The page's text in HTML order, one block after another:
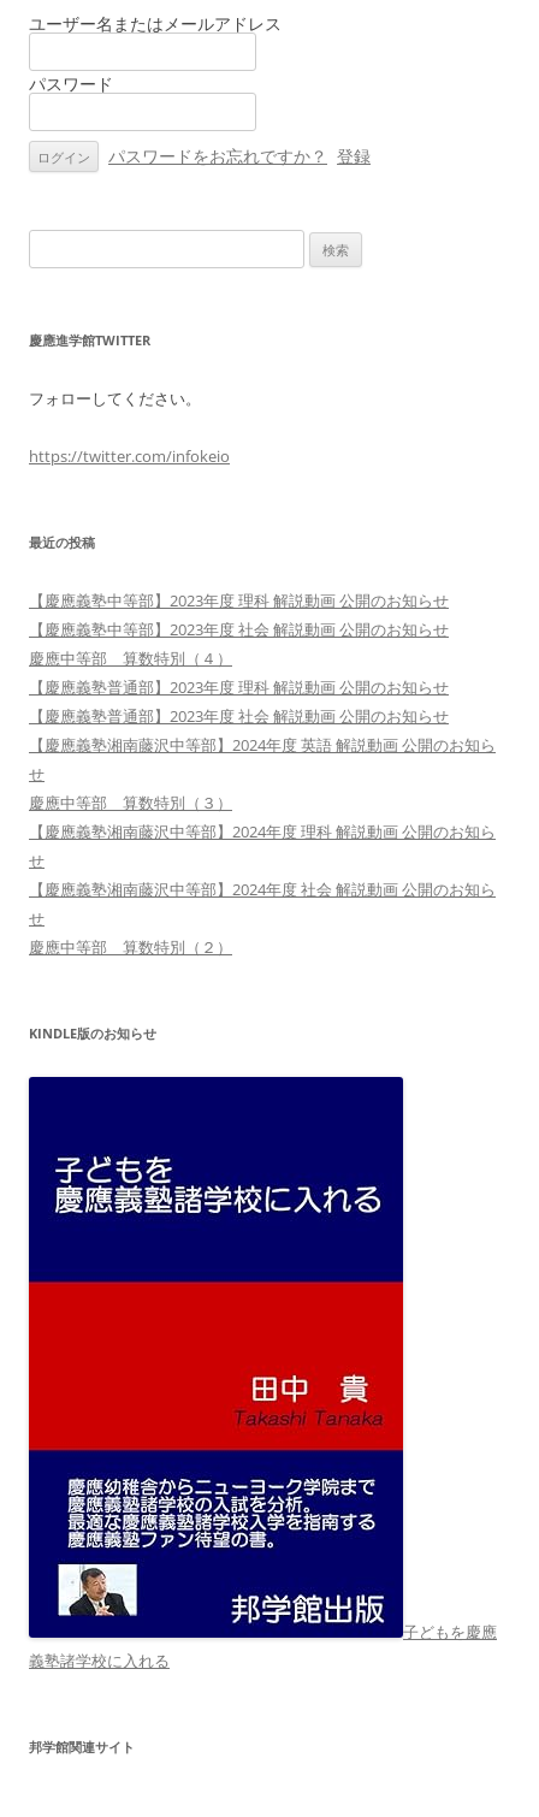
ー
ョ
ユーザー名またはメールアドレス
パスワード
パスワードをお忘れですか？ 登録
索:
慶應進学館TWITTER
フォローしてください。
https://twitter.com/infokeio
最近の投稿
【慶應義塾中等部】2023年度 理科 解説動画 公開のお知らせ
【慶應義塾中等部】2023年度 社会 解説動画 公開のお知らせ
慶應中等部 算数特別（４）
【慶應義塾普通部】2023年度 理科 解説動画 公開のお知らせ
【慶應義塾普通部】2023年度 社会 解説動画 公開のお知らせ
【慶應義塾湘南藤沢中等部】2024年度 英語 解説動画 公開のお知ら
せ
慶應中等部 算数特別（３）
【慶應義塾湘南藤沢中等部】2024年度 理科 解説動画 公開のお知ら
せ
【慶應義塾湘南藤沢中等部】2024年度 社会 解説動画 公開のお知ら
せ
慶應中等部 算数特別（２）
KINDLE版のお知らせ
子どもを慶應
義塾諸学校に入れる
邦学館関連サイト